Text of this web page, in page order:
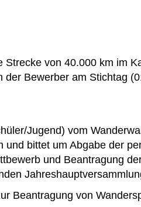
von 40.000 km im
Bewerber am Stichtag
Jugend) vom
bittet um Abgabe der
und Beantragung
Beantragung von